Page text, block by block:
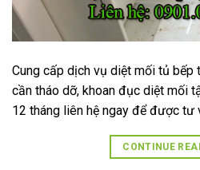
Cung cấp dịch vụ diệt mối tủ bếp
cần tháo dỡ, khoan đục diệt mối
12 tháng liên hệ ngay để được tư
CONTINUE